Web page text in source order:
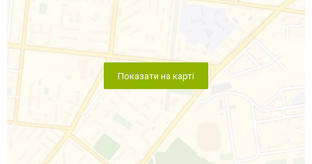
Показати на карті